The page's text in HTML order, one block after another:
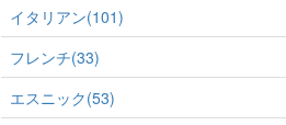
イタリアン(101)
フレンチ(33)
エスニック(53)